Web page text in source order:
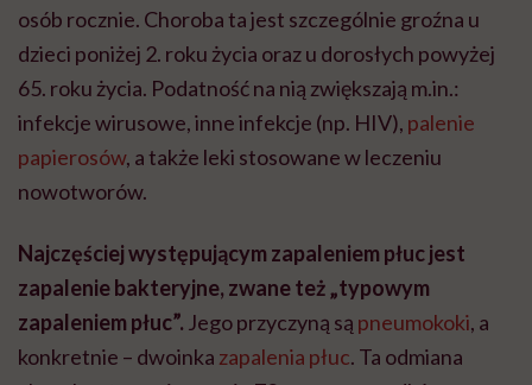
osób rocznie. Choroba ta jest szczególnie groźna u
dzieci poniżej 2. roku życia oraz u dorosłych powyżej
65. roku życia. Podatność na nią zwiększają m.in.:
infekcje wirusowe, inne infekcje (np. HIV), palenie
papierosów, a także leki stosowane w leczeniu
nowotworów.
Najczęściej występującym zapaleniem płuc jest
zapalenie bakteryjne, zwane też „typowym
zapaleniem płuc”. Jego przyczyną są pneumokoki, a
konkretnie – dwoinka zapalenia płuc. Ta odmiana